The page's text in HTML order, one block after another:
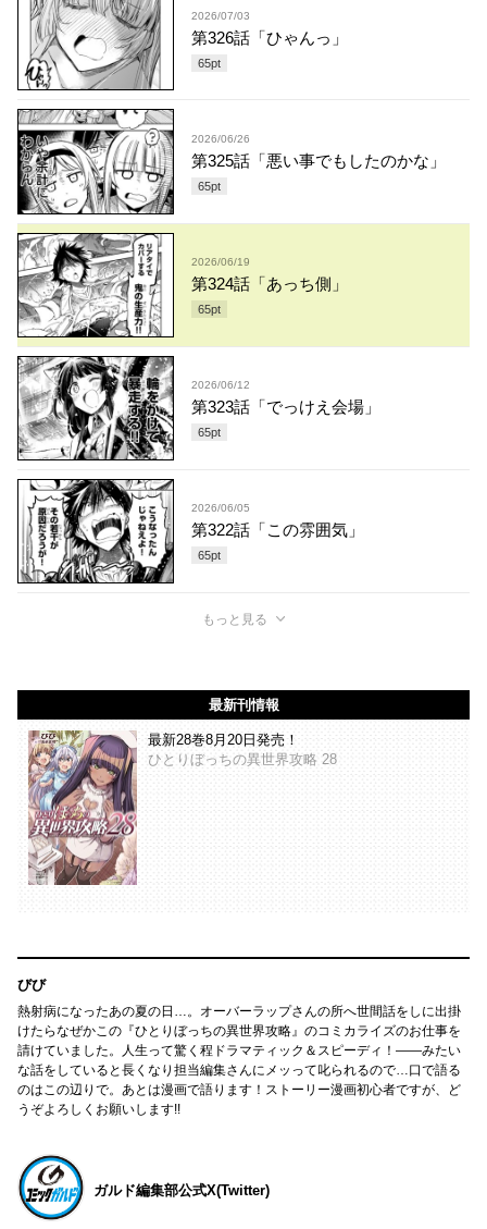
2026/07/03
第326話「ひゃんっ」
65pt
2026/06/26
第325話「悪い事でもしたのかな」
65pt
2026/06/19
第324話「あっち側」
65pt
2026/06/12
第323話「でっけえ会場」
65pt
2026/06/05
第322話「この雰囲気」
65pt
もっと見る
最新刊情報
最新28巻8月20日発売！
ひとりぼっちの異世界攻略 28
びび
熱射病になったあの夏の日…。オーバーラップさんの所へ世間話をしに出掛
けたらなぜかこの『ひとりぼっちの異世界攻略』のコミカライズのお仕事を
請けていました。人生って驚く程ドラマティック＆スピーディ！――みたい
な話をしていると長くなり担当編集さんにメッって叱られるので…口で語る
のはこの辺りで。あとは漫画で語ります！ストーリー漫画初心者ですが、ど
うぞよろしくお願いします!!
ガルド編集部公式X(Twitter)